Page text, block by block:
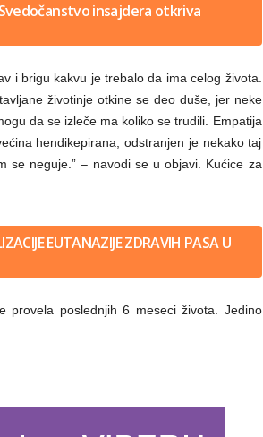
Svedočanstvo insajdera otkriva
i brigu kakvu je trebalo da ima celog života.
životinje otkine se deo duše, jer neke
da se izleče ma koliko se trudili. Empatija
hendikepirana, odstranjen je nekako taj
se neguje.” – navodi se u objavi. Kućice za
EUTANAZIJE ZDRAVIH PASA U
provela poslednjih 6 meseci života. Jedino